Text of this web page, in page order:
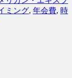
ミング, 年会費, 時